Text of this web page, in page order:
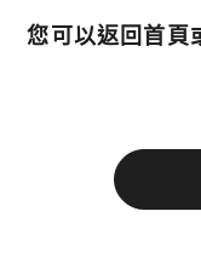
您可以返回首頁
今日熱門
您已閒置5分鐘，
今日熱門